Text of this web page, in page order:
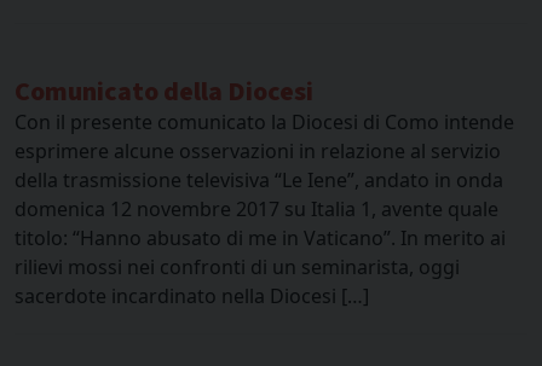
Comunicato della Diocesi
Con il presente comunicato la Diocesi di Como intende
esprimere alcune osservazioni in relazione al servizio
della trasmissione televisiva “Le Iene”, andato in onda
domenica 12 novembre 2017 su Italia 1, avente quale
titolo: “Hanno abusato di me in Vaticano”. In merito ai
rilievi mossi nei confronti di un seminarista, oggi
sacerdote incardinato nella Diocesi […]